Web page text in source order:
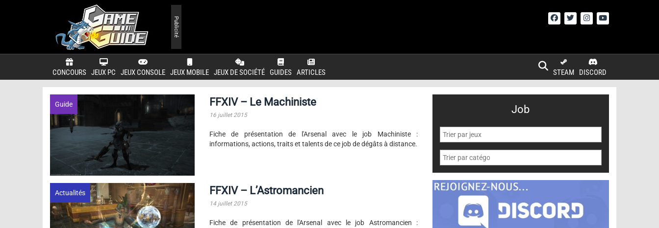
CONCOURS JEUX PC JEUX CONSOLE JEUX MOBILE JEUX DE SOCIÉTÉ GUIDES ARTICLES DISCORD
STEAM
Publicité
Guide FFXIV – Le Machiniste
16 juillet 2015
Fiche de présentation de l'Arsenal avec le job Machiniste :
informations, actions, traits et talents de ce job de dégâts à distance.
Actualités FFXIV – L’Astromancien
14 juillet 2015
Fiche de présentation de l'Arsenal avec le job Astromancien :
Job